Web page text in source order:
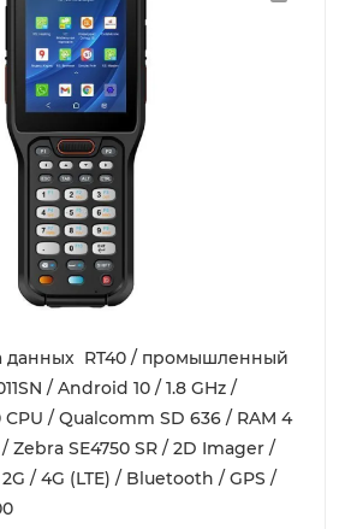
данных RT40 / промышленный
/ Android 10 / 1.8 GHz /
/ Qualcomm SD 636 / RAM 4
Zebra SE4750 SR / 2D Imager /
/ 4G (LTE) / Bluetooth / GPS /